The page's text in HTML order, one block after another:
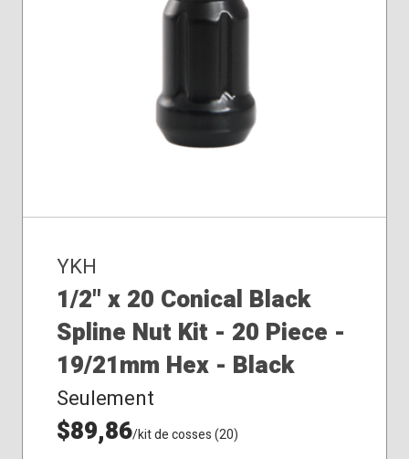
YKH
1/2" x 20 Conical Black
Spline Nut Kit - 20 Piece -
19/21mm Hex - Black
Seulement
$89,86/kit de cosses (20)